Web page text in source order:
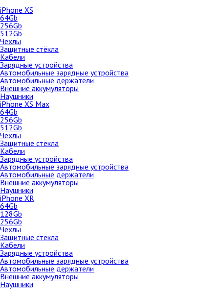
256Gb
Чехлы
Защитные стёкла
iPhone SE (2022)
256Gb
Защитные стёкла
iPhone SE (2020)
64Gb
128Gb
Защитные стёкла
iPhone 11
64Gb
128Gb
iPhone XS
64Gb
256Gb
512Gb
Чехлы
Защитные стёкла
Кабели
Зарядные устройства
Автомобильные зарядные устройства
Автомобильные держатели
Внешние аккумуляторы
Наушники
iPhone XS Max
64Gb
256Gb
512Gb
Чехлы
Защитные стёкла
Кабели
Зарядные устройства
Автомобильные зарядные устройства
Автомобильные держатели
Внешние аккумуляторы
Наушники
iPhone XR
64Gb
128Gb
256Gb
Чехлы
Защитные стёкла
Кабели
Зарядные устройства
Автомобильные зарядные устройства
Автомобильные держатели
Внешние аккумуляторы
Наушники